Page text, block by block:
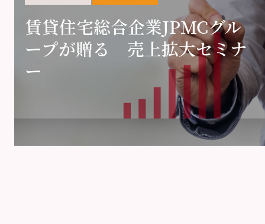
賃貸住宅総合企業JPMCグル
ープが贈る 売上拡大セミナ
ー